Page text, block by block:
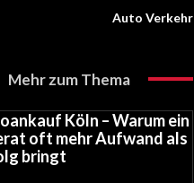
Auto Verkehr
Mehr zum Thema
Köln – Warum ein
oft mehr Aufwand als
bringt